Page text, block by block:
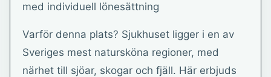
med individuell lönesättning
Varför denna plats? Sjukhuset ligger i en av
Sveriges mest natursköna regioner, med
närhet till sjöar, skogar och fjäll. Här erbjuds